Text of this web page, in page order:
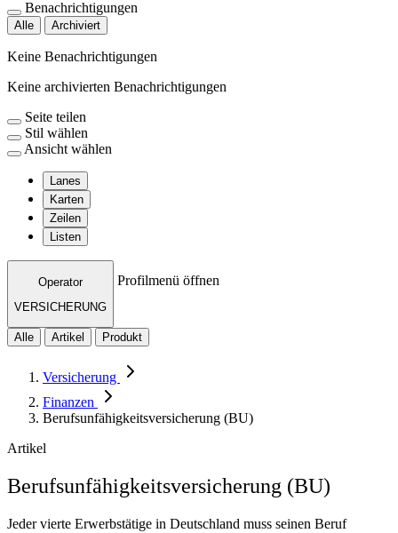
Benachrichtigungen
Alle Archiviert
Keine Benachrichtigungen
Keine archivierten Benachrichtigungen
Seite teilen
Stil wählen
Ansicht wählen
Lanes
Karten
Zeilen
Listen
Operator
VERSICHERUNG
Profilmenü öffnen
Alle Artikel Produkt
Versicherung
Finanzen
Berufsunfähigkeitsversicherung (BU)
Artikel
Berufsunfähigkeitsversicherung (BU)
Jeder vierte Erwerbstätige in Deutschland muss seinen Beruf